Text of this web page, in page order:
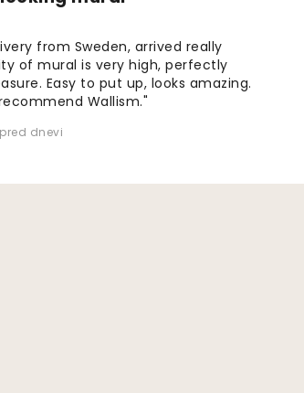
from Sweden, arrived really
of mural is very high, perfectly
Easy to put up, looks amazing.
Wallism."
pred dnevi